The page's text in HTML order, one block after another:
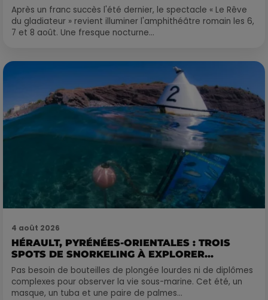
Après un franc succès l'été dernier, le spectacle « Le Rêve
du gladiateur » revient illuminer l'amphithéâtre romain les 6,
7 et 8 août. Une fresque nocturne...
4 août 2026
HÉRAULT, PYRÉNÉES-ORIENTALES : TROIS
SPOTS DE SNORKELING À EXPLORER...
Pas besoin de bouteilles de plongée lourdes ni de diplômes
complexes pour observer la vie sous-marine. Cet été, un
masque, un tuba et une paire de palmes...